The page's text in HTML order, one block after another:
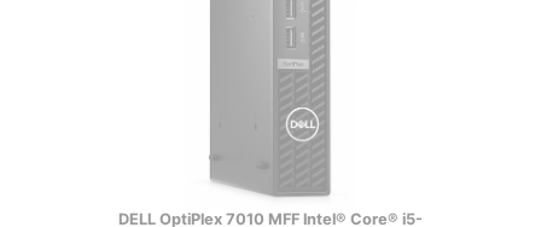
DELL OptiPlex 7010 MFF lntel® Core® i5-